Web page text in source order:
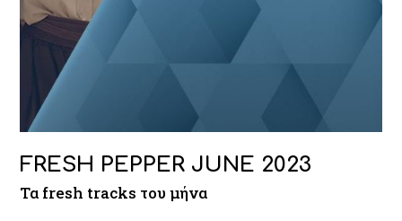
FRESH PEPPER JUNE 2023
Τα fresh tracks του μήνα